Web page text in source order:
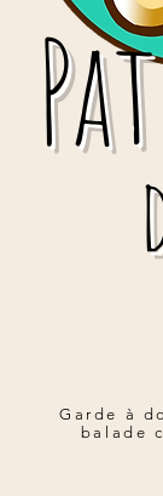
Garde à
balade